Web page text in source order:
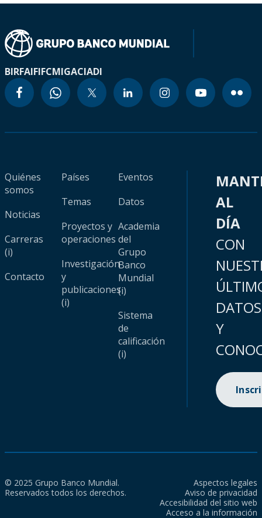
BIRFAIFIFCMIGACIADI
Quiénes
somos
Noticias
Carreras
(i)
Contacto
Países
Temas
Proyectos y
operaciones
Investigación
y
publicaciones
(i)
Eventos
Datos
Academia
del
Grupo
Banco
Mundial
(i)
Sistema
de
calificación
(i)
AL
DÍA
CON
DATOS
Y
© 2025 Grupo Banco Mundial.
Reservados todos los derechos.
Aspectos legales
Aviso de privacidad
Accesibilidad del sitio web
Acceso a la información